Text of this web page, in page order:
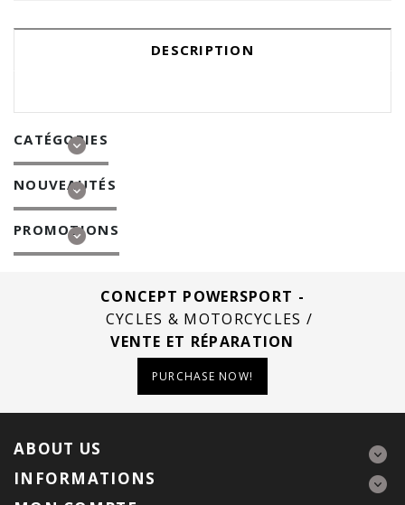
DESCRIPTION
CATÉGORIES
NOUVEAUTÉS
PROMOTIONS
CONCEPT POWERSPORT -
CYCLES & MOTORCYCLES /
VENTE ET RÉPARATION
PURCHASE NOW!
ABOUT US
INFORMATIONS